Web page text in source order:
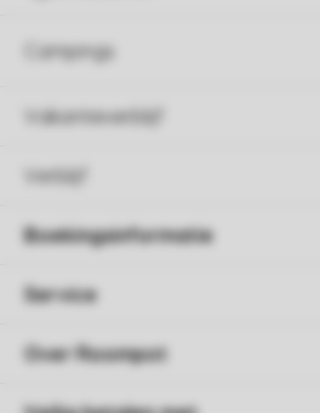
Campings
Vakantieverblijf
Verblijf
Boekingsinformatie
Service
Over Roompot